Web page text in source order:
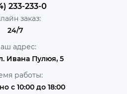
233-233-0
заказ:
24/7
адрес:
Ивана Пулюя, 5
работы:
с 10:00 до 18:00